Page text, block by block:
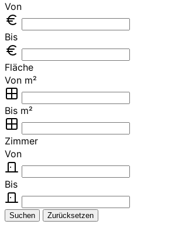
Von
Bis
Fläche
Von m²
Bis m²
Zimmer
Von
Bis
Suchen Zurücksetzen